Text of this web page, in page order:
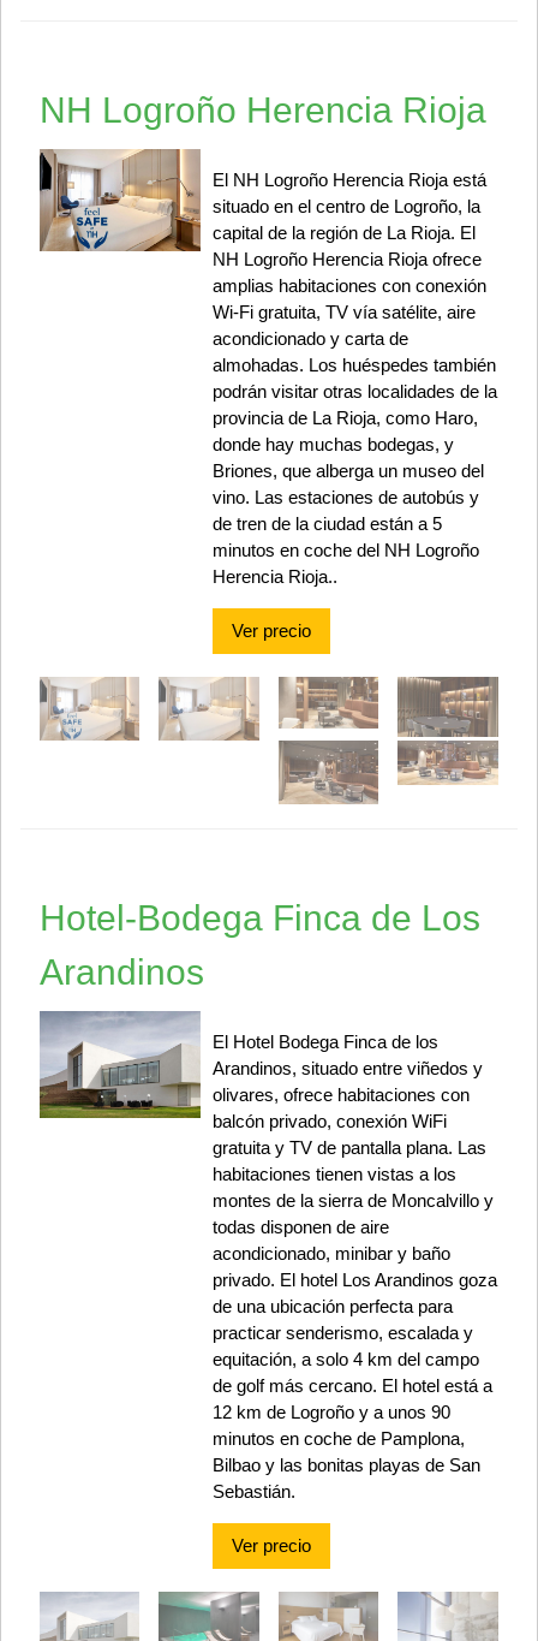
NH Logroño Herencia Rioja
El NH Logroño Herencia Rioja está
situado en el centro de Logroño, la
capital de la región de La Rioja. El
NH Logroño Herencia Rioja ofrece
amplias habitaciones con conexión
Wi-Fi gratuita, TV vía satélite, aire
acondicionado y carta de
almohadas. Los huéspedes también
podrán visitar otras localidades de la
provincia de La Rioja, como Haro,
donde hay muchas bodegas, y
Briones, que alberga un museo del
vino. Las estaciones de autobús y
de tren de la ciudad están a 5
minutos en coche del NH Logroño
Herencia Rioja..
Ver precio
Hotel-Bodega Finca de Los
Arandinos
El Hotel Bodega Finca de los
Arandinos, situado entre viñedos y
olivares, ofrece habitaciones con
balcón privado, conexión WiFi
gratuita y TV de pantalla plana. Las
habitaciones tienen vistas a los
montes de la sierra de Moncalvillo y
todas disponen de aire
acondicionado, minibar y baño
privado. El hotel Los Arandinos goza
de una ubicación perfecta para
practicar senderismo, escalada y
equitación, a solo 4 km del campo
de golf más cercano. El hotel está a
12 km de Logroño y a unos 90
minutos en coche de Pamplona,
Bilbao y las bonitas playas de San
Sebastián.
Ver precio